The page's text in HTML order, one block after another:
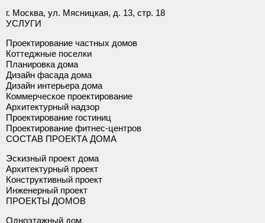
г. Москва, ул. Мясницкая, д. 13, стр. 18
УСЛУГИ
Проектирование частных домов
Коттеджные поселки
Планировка дома
Дизайн фасада дома
Дизайн интерьера дома
Коммерческое проектирование
Архитектурный надзор
Проектирование гостиниц
Проектирование фитнес-центров
СОСТАВ ПРОЕКТА ДОМА
Эскизный проект дома
Архитектурный проект
Конструктивный проект
Инженерный проект
ПРОЕКТЫ ДОМОВ
Одноэтажный дом